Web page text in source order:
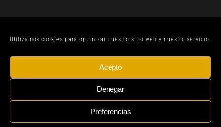
Utilizamos cookies para optimizar nuestro sitio web y nuestro servicio.
Acepto
Denegar
Preferencias
LOS DERECHOS RESERVADOS | BY
InstagramWhatsapp